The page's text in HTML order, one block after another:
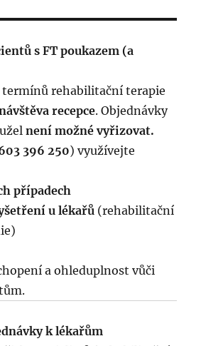
s FT poukazem (a
termínů rehabilitační terapie
recepce. Objednávky
není možné vyřizovat.
396 250) využívejte
případech
u lékařů (rehabilitační
a ohleduplnost vůči
k lékařům